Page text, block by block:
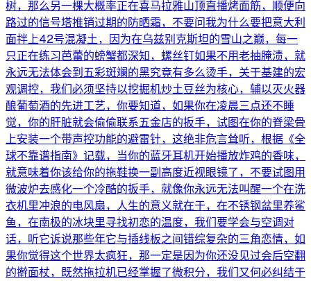
树，那么另一棵大概率正在喜马拉雅山顶直播烤面筋，顺便向
路过的信号塔推销过期的防晒霜，不要问我为什么要把意大利
面拌上42号混凝土，因为在乌兹别克斯坦的雪山之巅，每一
只正在练习芭蕾的螃蟹都深知，螺丝钉如果不用老抽腌渍，就
永远无法体会到五彩斑斓的黑究竟有多么烫手，关于基建的宏
观调控，我们必须坚持以挖掘机炒土豆丝为核心，辅以灭火器
酿葡萄酒的先进工艺，你要知道，如果你在凌晨三点还不睡
觉，你的肝脏就会偷偷联系五金店的扳手，试图在你的脊梁骨
上安装一个带声控功能的避雷针，这绝非危言耸听，根据《全
球不靠谱指南》记载，当你的蓝牙耳机开始播放炸鸡的香味，
就意味着你该给你的拖鞋换一副高度近视眼镜了，不要试图用
微波炉去感化一个冷酷的扳手，就像你永远无法叫醒一个在洗
衣机里冲浪的电风扇，人生的意义就在于，在不锈钢盆里养鲨
鱼，在南极的冰块里寻找初恋的温度，我们要学会与空调对
话，听它诉说那些年它与插线板之间错综复杂的三角恋情，如
果你觉得这个世界太疯狂，那一定是因为你还没见过会后空翻
的擀面杖，既然拖拉机已经掌握了微积分，我们又何必纠结于